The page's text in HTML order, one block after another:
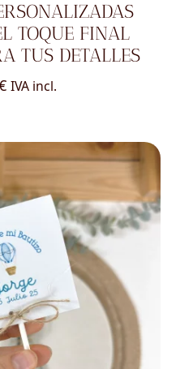
TOQUE FINAL
TUS DETALLES
IVA incl.